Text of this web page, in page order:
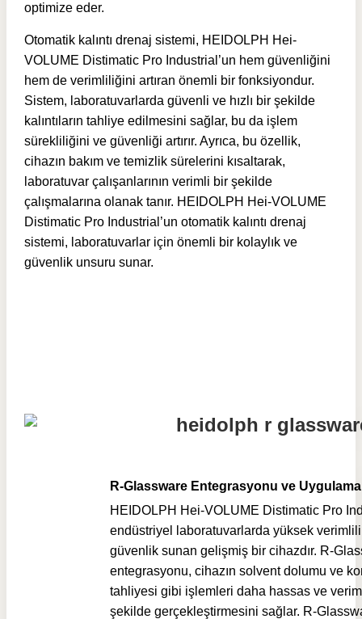
optimize eder.
Otomatik kalıntı drenaj sistemi, HEIDOLPH Hei-
VOLUME Distimatic Pro Industrial’un hem güvenliğini
hem de verimliliğini artıran önemli bir fonksiyondur.
Sistem, laboratuvarlarda güvenli ve hızlı bir şekilde
kalıntıların tahliye edilmesini sağlar, bu da işlem
sürekliliğini ve güvenliği artırır. Ayrıca, bu özellik,
cihazın bakım ve temizlik sürelerini kısaltarak,
laboratuvar çalışanlarının verimli bir şekilde
çalışmalarına olanak tanır. HEIDOLPH Hei-VOLUME
Distimatic Pro Industrial’un otomatik kalıntı drenaj
sistemi, laboratuvarlar için önemli bir kolaylık ve
güvenlik unsuru sunar.
R-Glassware Entegrasyonu ve
HEIDOLPH Hei-VOLUME Distimatic Pro
endüstriyel laboratuvarlarda yüksek
güvenlik sunan gelişmiş bir cihazdır. R-
entegrasyonu, cihazın solvent dolumu ve
tahliyesi gibi işlemleri daha hassas ve
şekilde gerçekleştirmesini sağlar. R-